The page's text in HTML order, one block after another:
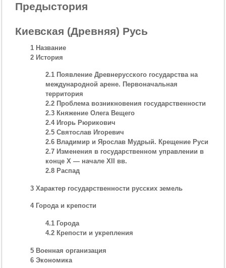
Предыстория
Киевская (Древняя) Русь
1 Название
2 История
2.1 Появление Древнерусского государства на
международной арене. Первоначальная
территория
2.2 Проблема возникновения государственности
2.3 Княжение Олега Вещего
2.4 Игорь Рюрикович
2.5 Святослав Игоревич
2.6 Владимир и Ярослав Мудрый. Крещение Руси
2.7 Изменения в государственном управлении в
конце X — начале XII вв.
2.8 Распад
3 Характер государственности русских земель
4 Города и крепости
4.1 Города
4.2 Крепости и укрепления
5 Военная организация
6 Экономика